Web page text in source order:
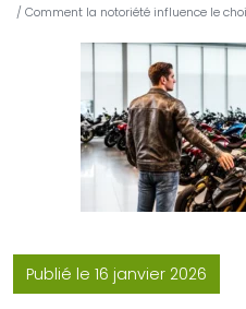
/ Comment la notoriété influence le
Publié le 16 janvier 2026